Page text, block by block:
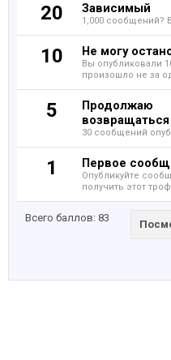
20 Зависимый
1,000 сообщений?
10 Не могу
Вы опубликовали
произошло не за
5
Продолжаю
возвращаться
30 сообщений
1 Первое
Опубликуйте
получить этот
Всего баллов: 83